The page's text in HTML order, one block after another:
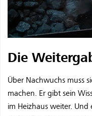
Die
Über Nachwuchs muss
machen. Er gibt sein
im Heizhaus weiter.